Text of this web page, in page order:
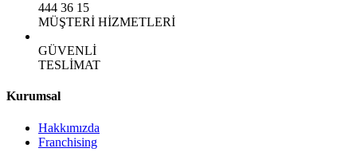
444 36 15
MÜŞTERİ HİZMETLERİ
GÜVENLİ
TESLİMAT
Kurumsal
Hakkımızda
Franchising